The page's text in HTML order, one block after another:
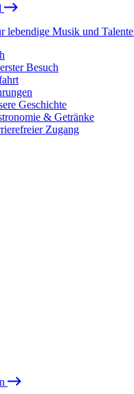
lebendige Musik und
Besuch
Geschichte
& Getränke
Zugang